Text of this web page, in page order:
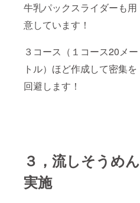
牛乳パックスライダーも用
意しています！
３コース（１コース20メー
トル）ほど作成して密集を
回避します！
３，流しそうめん
実施